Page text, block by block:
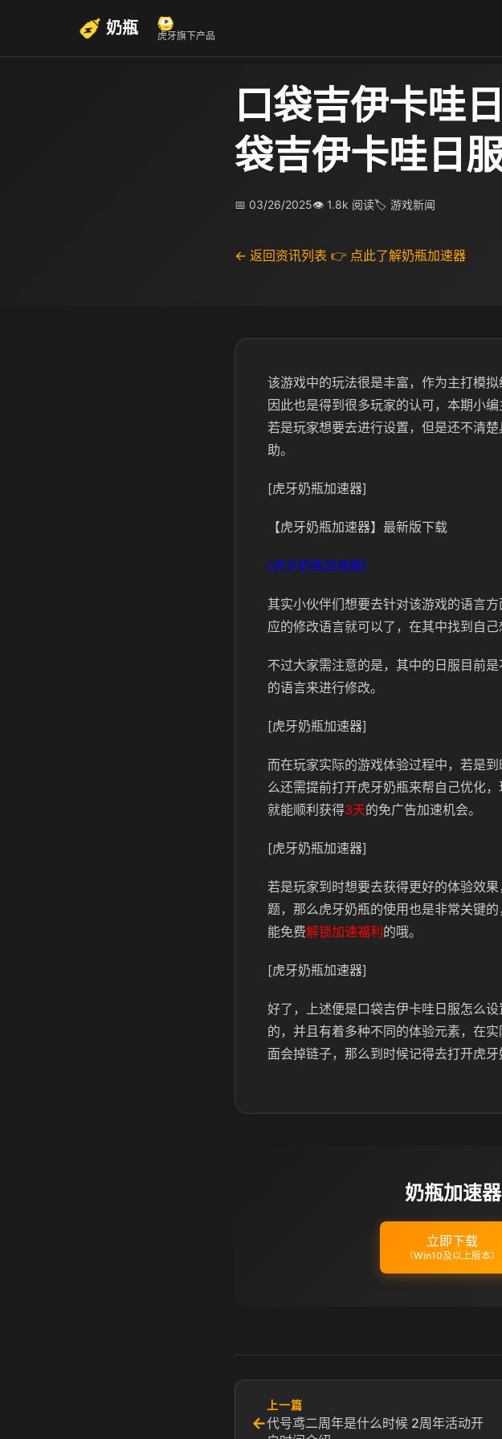
奶瓶 虎牙旗下产品
口袋吉伊卡哇
袋吉伊卡哇日
📅 03/26/2025👁 1.8k 阅读🏷 游戏新闻
← 返回资讯列表 👉 点此了解奶瓶加速器
该游戏中的玩法很是丰富，作为主打模
因此也是得到很多玩家的认可，本期小
若是玩家想要去进行设置，但是还不清
助。
[虎牙奶瓶加速器]
【虎牙奶瓶加速器】最新版下载
[虎牙奶瓶加速器]
其实小伙伴们想要去针对该游戏的语言
应的修改语言就可以了，在其中找到自己
不过大家需注意的是，其中的日服目前
的语言来进行修改。
[虎牙奶瓶加速器]
而在玩家实际的游戏体验过程中，若是
么还需提前打开虎牙奶瓶来帮自己优化，
就能顺利获得3天的免广告加速机会。
[虎牙奶瓶加速器]
若是玩家到时想要去获得更好的体验效
题，那么虎牙奶瓶的使用也是非常关键
能免费解锁加速福利 的哦。
[虎牙奶瓶加速器]
好了，上述便是口袋吉伊卡哇日服怎么
的，并且有着多种不同的体验元素，在
面会掉链子，那么到时候记得去打开虎牙
奶瓶加速
立即下载
（Win10及以上版本）
←
上一篇
代号鸢二周年是什么时候 2周年活动开